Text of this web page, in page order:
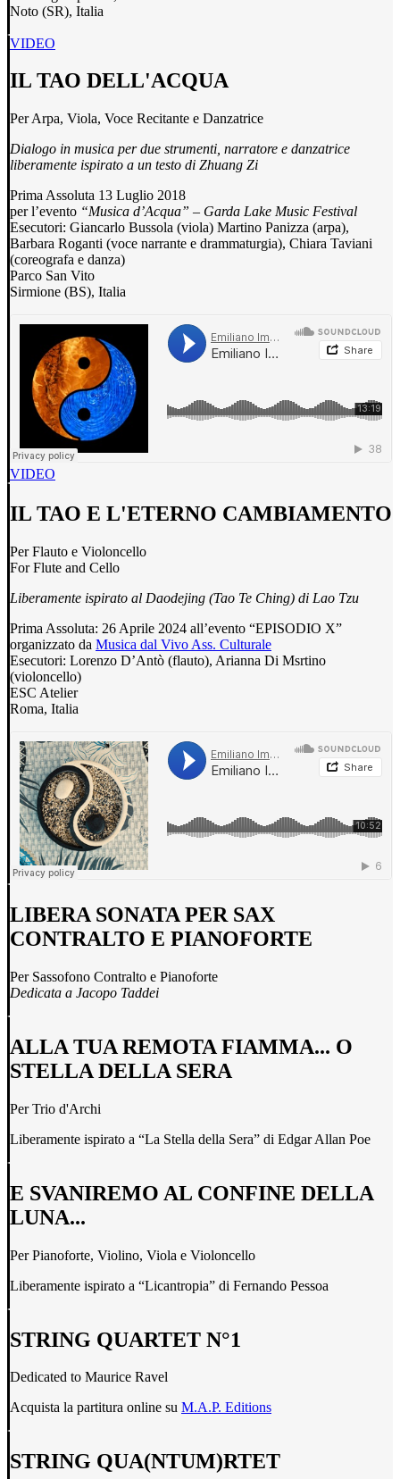
Noto (SR), Italia
VIDEO
IL TAO DELL'ACQUA
Per Arpa, Viola, Voce Recitante e Danzatrice
Dialogo in musica per due strumenti, narratore e danzatrice
liberamente ispirato a un testo di Zhuang Zi
Prima Assoluta 13 Luglio 2018
per l’evento “Musica d’Acqua” – Garda Lake Music Festival
Esecutori: Giancarlo Bussola (viola) Martino Panizza (arpa),
Barbara Roganti (voce narrante e drammaturgia), Chiara Taviani
(coreografa e danza)
Parco San Vito
Sirmione (BS), Italia
VIDEO
IL TAO E L'ETERNO CAMBIAMENTO
Per Flauto e Violoncello
For Flute and Cello
Liberamente ispirato al Daodejing (Tao Te Ching) di Lao Tzu
Prima Assoluta: 26 Aprile 2024 all’evento “EPISODIO X”
organizzato da Musica dal Vivo Ass. Culturale
Esecutori: Lorenzo D’Antò (flauto), Arianna Di Msrtino
(violoncello)
ESC Atelier
Roma, Italia
LIBERA SONATA PER SAX
CONTRALTO E PIANOFORTE
Per Sassofono Contralto e Pianoforte
Dedicata a Jacopo Taddei
ALLA TUA REMOTA FIAMMA... O
STELLA DELLA SERA
Per Trio d'Archi
Liberamente ispirato a “La Stella della Sera” di Edgar Allan Poe
E SVANIREMO AL CONFINE DELLA
LUNA...
Per Pianoforte, Violino, Viola e Violoncello
Liberamente ispirato a “Licantropia” di Fernando Pessoa
STRING QUARTET N°1
Dedicated to Maurice Ravel
Acquista la partitura online su M.A.P. Editions
STRING QUA(NTUM)RTET